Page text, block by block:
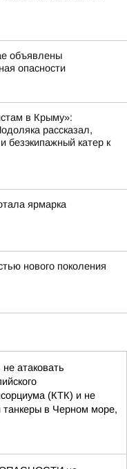
объявлены
опасности
в Крыму»:
рассказал,
безэкипажный катер к
ярмарка
нового поколения
атаковать
(КТК) и не
танкеры в Черном море,